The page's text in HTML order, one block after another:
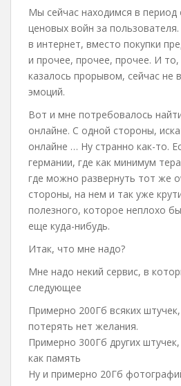
Мы сейчас находимся в период
ценовых войн за
в интернет, вместо покупки
и прочее, прочее, прочее. И то,
казалось прорывом, сейчас не
эмоций.
Вот и мне потребовалось
онлайне. С одной стороны,
онлайне … Ну странно как-то.
германии, где как минимум
где можно развернуть тот же
стороны, на нем и так уже
полезного, которое неплохо
еще куда-нибудь.
Итак, что мне надо?
Мне надо некий сервис, в
следующее
Примерно 200Гб всяких
потерять нет желания.
Примерно 300Гб других
как память
Ну и примерно 20Гб